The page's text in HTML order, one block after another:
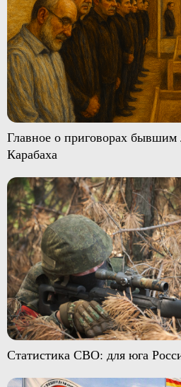
Главное о приговорах бывшим
Карабаха
Статистика СВО: для юга